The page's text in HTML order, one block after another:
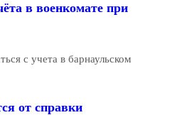
в военкомате при
с учета в барнаульском
от справки